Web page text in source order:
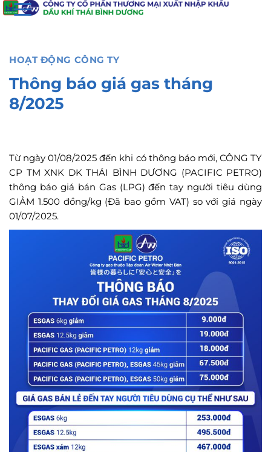
đến
HOẠT ĐỘNG CÔNG TY
Thông báo giá gas tháng
8/2025
Từ ngày 01/08/2025 đến khi có thông báo mới, CÔNG TY
CP TM XNK DK THÁI BÌNH DƯƠNG (PACIFIC PETRO)
thông báo giá bán Gas (LPG) đến tay người tiêu dùng
GIẢM 1.500 đồng/kg (Đã bao gồm VAT) so với giá ngày
01/07/2025.